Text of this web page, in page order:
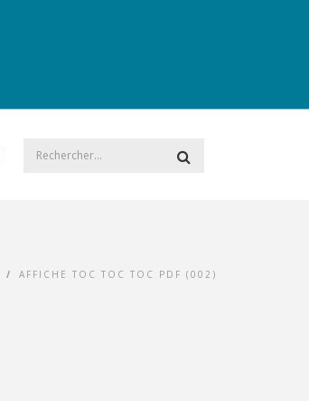
/ AFFICHE TOC TOC TOC PDF (002)